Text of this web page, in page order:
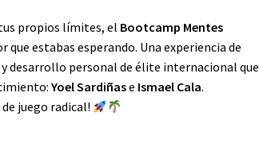
propios límites, el Bootcamp Mentes
que estabas esperando. Una experiencia de
desarrollo personal de élite internacional que
Yoel Sardiñase Ismael Cala.
juego radical!